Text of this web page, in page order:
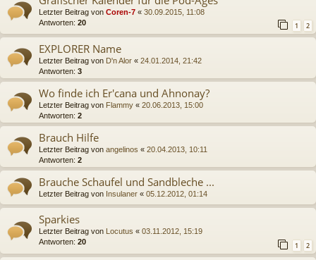
Letzter Beitrag von Coren-7 « 30.09.2015, 11:08
Antworten: 20 1 2
EXPLORER Name
Letzter Beitrag von D'n Alor « 24.01.2014, 21:42
Antworten: 3
Wo finde ich Er'cana und Ahnonay?
Letzter Beitrag von Flammy « 20.06.2013, 15:00
Antworten: 2
Brauch Hilfe
Letzter Beitrag von angelinos « 20.04.2013, 10:11
Antworten: 2
Brauche Schaufel und Sandbleche ...
Letzter Beitrag von Insulaner « 05.12.2012, 01:14
Sparkies
Letzter Beitrag von Locutus « 03.11.2012, 15:19
Antworten: 20 1 2